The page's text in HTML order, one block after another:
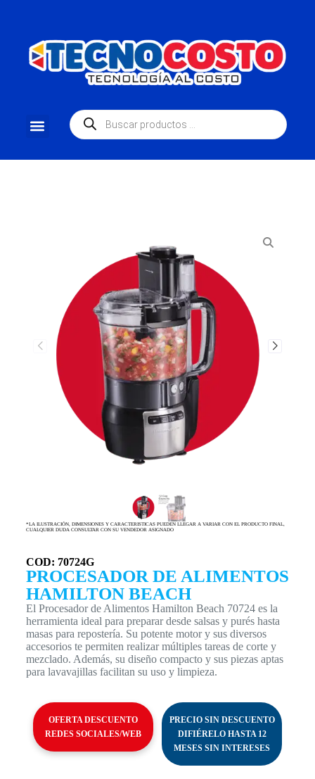
*LA ILUSTRACIÓN, DIMENSIONES Y CARACTERISTICAS PUEDEN LLEGAR A VARIAR CON EL PRODUCTO FINAL,
CUALQUIER DUDA CONSULTAR CON SU VENDEDOR ASIGNADO
COD: 70724G
PROCESADOR DE ALIMENTOS
HAMILTON BEACH
El Procesador de Alimentos Hamilton Beach 70724 es la
herramienta ideal para preparar desde salsas y purés hasta
masas para repostería. Su potente motor y sus diversos
accesorios te permiten realizar múltiples tareas de corte y
mezclado. Además, su diseño compacto y sus piezas aptas
para lavavajillas facilitan su uso y limpieza.
OFERTA DESCUENTO
REDES SOCIALES/WEB
PRECIO SIN DESCUENTO
DIFIÉRELO HASTA 12
MESES SIN INTERESES